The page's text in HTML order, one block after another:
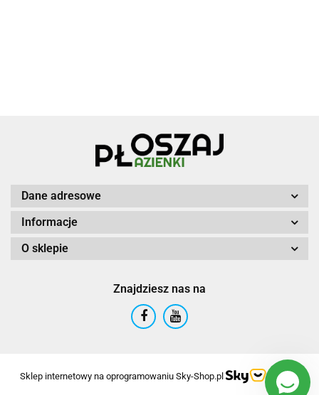
Dane adresowe
Informacje
O sklepie
Znajdziesz nas na
Sklep internetowy na oprogramowaniu Sky-Shop.pl